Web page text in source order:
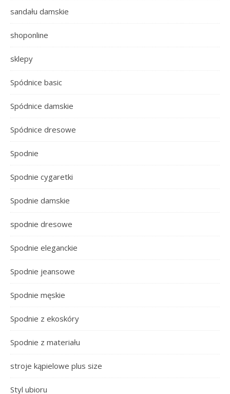
sandału damskie
shoponline
sklepy
Spódnice basic
Spódnice damskie
Spódnice dresowe
Spodnie
Spodnie cygaretki
Spodnie damskie
spodnie dresowe
Spodnie eleganckie
Spodnie jeansowe
Spodnie męskie
Spodnie z ekoskóry
Spodnie z materiału
stroje kąpielowe plus size
Styl ubioru